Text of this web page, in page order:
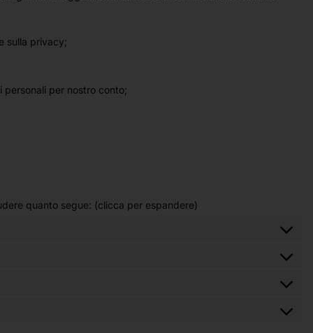
sulla privacy;
per nostro conto;
quanto segue: (clicca per espandere)